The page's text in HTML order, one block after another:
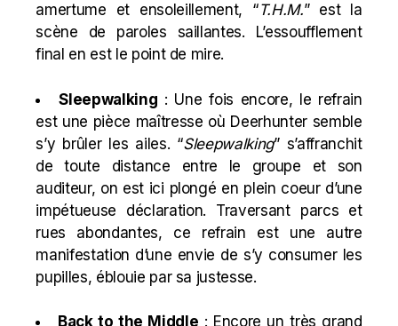
amertume et ensoleillement, “T.H.M.” est la
scène de paroles saillantes. L’essoufflement
final en est le point de mire.
Sleepwalking : Une fois encore, le refrain
est une pièce maîtresse où Deerhunter semble
s’y brûler les ailes. “Sleepwalking” s’affranchit
de toute distance entre le groupe et son
auditeur, on est ici plongé en plein coeur d’une
impétueuse déclaration. Traversant parcs et
rues abondantes, ce refrain est une autre
manifestation d’une envie de s’y consumer les
pupilles, éblouie par sa justesse.
Back to the Middle : Encore un très grand